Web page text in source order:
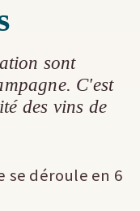
sont
C'est
des vins de
se déroule en 6